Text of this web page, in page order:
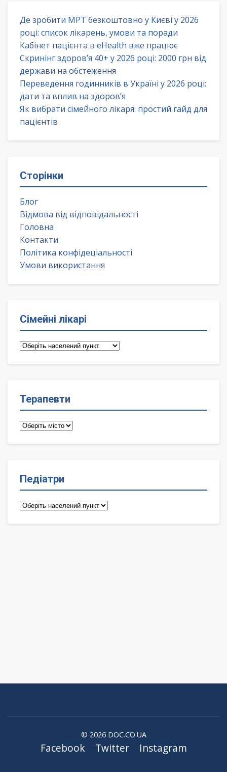
Де зробити МРТ безкоштовно у Києві у 2026
році: список лікарень, умови та поради
Кабінет пацієнта в eHealth вже працює
Скринінг здоров’я 40+ у 2026 році: 2000 грн від
держави на обстеження
Переведення годинників в Україні у 2026 році:
дати та вплив на здоров’я
Як вибрати сімейного лікаря: простий гайд для
пацієнтів
Сторінки
Блог
Відмова від відповідальності
Головна
Контакти
Політика конфідеціальності
Умови використання
Сімейні лікарі
Сімейні
Терапевти
Терапевти
Педіатри
Педіатри
© 2026 DOC.CO.UA
Facebook Twitter Instagram